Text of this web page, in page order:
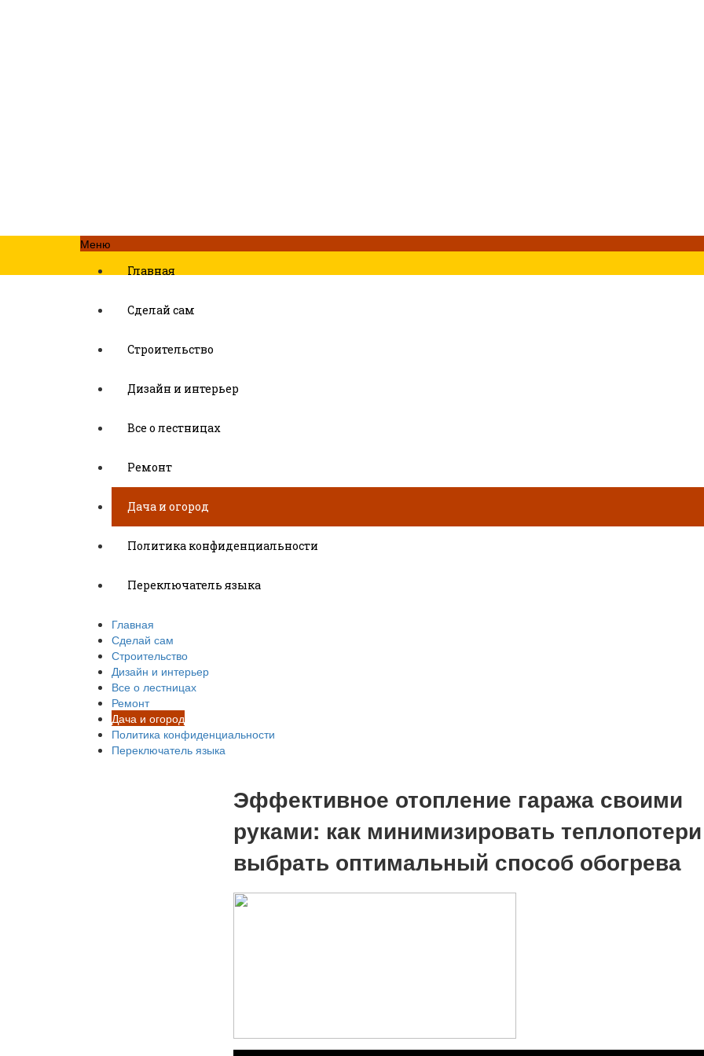
Меню
Главная
Сделай сам
Строительство
Дизайн и интерьер
Все о лестницах
Ремонт
Дача и огород
Политика конфиденциальности
Переключатель языка
Главная
Сделай сам
Строительство
Дизайн и интерьер
Все о лестницах
Ремонт
Дача и огород
Политика конфиденциальности
Переключатель языка
Эффективное отопление гаража своими
руками: как минимизировать
выбрать оптимальный способ обогрева